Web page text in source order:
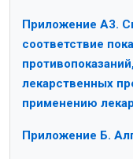
Приложение А3.
соответствие
лекарственных
применению
Приложение Б.